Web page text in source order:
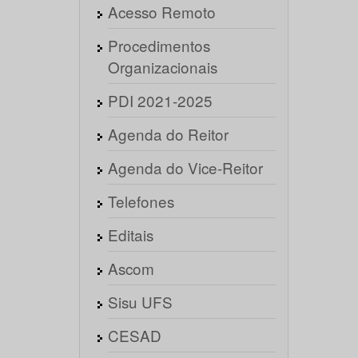
Acesso Remoto
Procedimentos
Organizacionais
PDI 2021-2025
Agenda do Reitor
Agenda do Vice-Reitor
Telefones
Editais
Ascom
Sisu UFS
CESAD